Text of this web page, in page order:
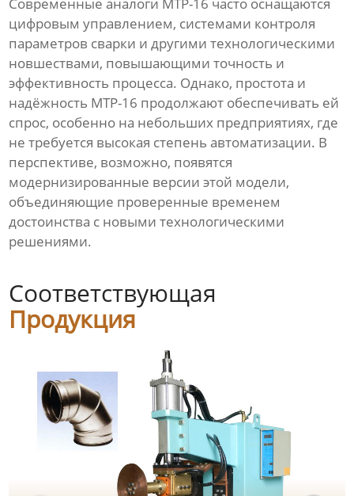
Современные аналоги МТР-16 часто оснащаются
цифровым управлением, системами контроля
параметров сварки и другими технологическими
новшествами, повышающими точность и
эффективность процесса. Однако, простота и
надёжность МТР-16 продолжают обеспечивать ей
спрос, особенно на небольших предприятиях, где
не требуется высокая степень автоматизации. В
перспективе, возможно, появятся
модернизированные версии этой модели,
объединяющие проверенные временем
достоинства с новыми технологическими
решениями.
Соответствующая
Продукция